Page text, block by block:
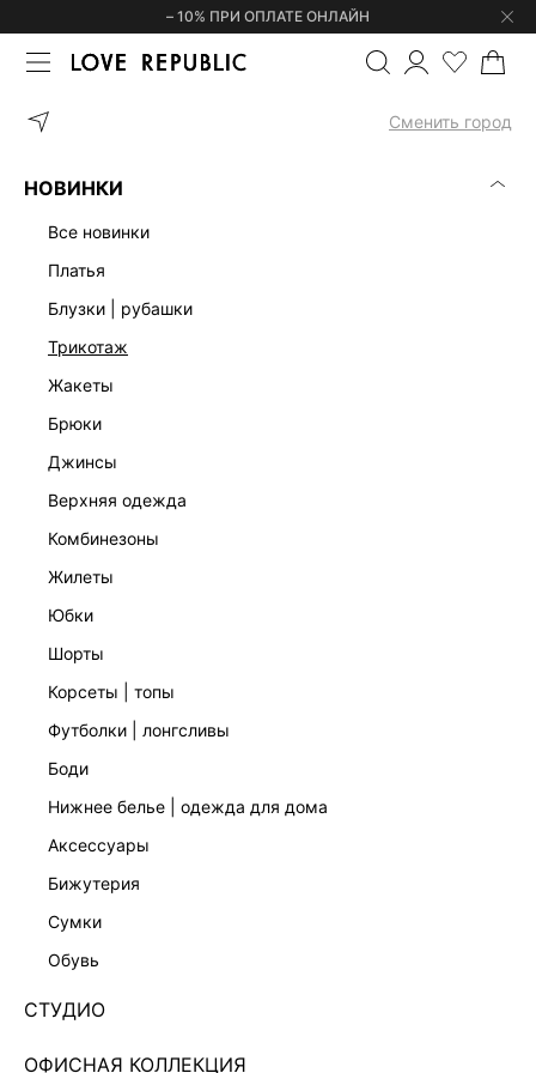
– 10% ПРИ ОПЛАТЕ ОНЛАЙН
Сменить город
НОВИНКИ
все новинки
платья
блузки | рубашки
трикотаж
жакеты
брюки
джинсы
верхняя одежда
комбинезоны
жилеты
юбки
шорты
корсеты | топы
футболки | лонгсливы
боди
нижнее белье | одежда для дома
аксессуары
бижутерия
сумки
обувь
СТУДИО
ОФИСНАЯ КОЛЛЕКЦИЯ
ГЛАВНАЯ ПРЯМЫЕ ДЖИНСЫ
5 999 ₽
ЦВЕТ:СИНИЙ